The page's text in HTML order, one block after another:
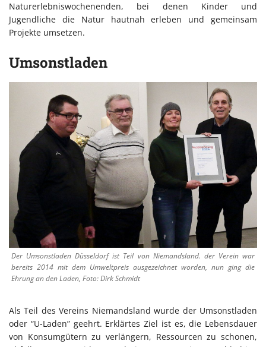
Naturerlebniswochenenden, bei denen Kinder und
Jugendliche die Natur hautnah erleben und gemeinsam
Projekte umsetzen.
Umsonstladen
Der Umsonstladen Düsseldorf ist Teil von Niemandsland. der Verein war
bereits 2014 mit dem Umweltpreis ausgezeichnet worden, nun ging die
Ehrung an den Laden, Foto: Dirk Schmidt
Als Teil des Vereins Niemandsland wurde der Umsonstladen
oder “U-Laden” geehrt. Erklärtes Ziel ist es, die Lebensdauer
von Konsumgütern zu verlängern, Ressourcen zu schonen,